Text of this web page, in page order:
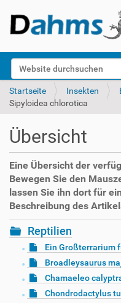
Website durchsuchen
k
Startseite Insekten
Sipyloidea chlorotica
Übersicht
Eine Übersicht der
Bewegen Sie den
lassen Sie ihn dort für
Beschreibung des
Reptilien
Ein Großterrarium
Broadleysaurus
Chamaeleo
Chondrodactylus